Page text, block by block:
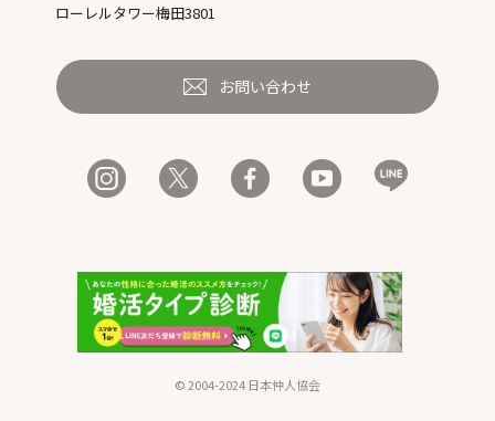
ローレルタワー梅田3801
お問い合わせ
© 2004-2024 日本仲人協会